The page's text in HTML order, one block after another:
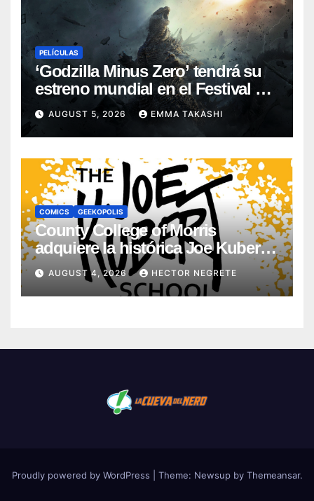
PELÍCULAS
‘Godzilla Minus Zero’ tendrá su
estreno mundial en el Festival de
Cine de Nueva York
AUGUST 5, 2026 EMMA TAKASHI
COMICS GEEKOPOLIS
County College of Morris
adquiere la histórica Joe Kubert
School
AUGUST 4, 2026 HECTOR NEGRETE
Proudly powered by WordPress Theme: Newsupby Themeansar.